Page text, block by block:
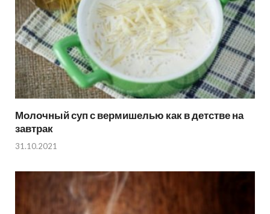
Молочный суп с вермишелью как в детстве на
завтрак
31.10.2021